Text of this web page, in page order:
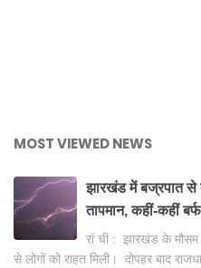
MOST VIEWED NEWS
झारखंड में बज्रपात से
तापमान, कहीं-कहीं
रां ची : झारखंड के
से लोगों को राहत मिली। दोपहर बाद